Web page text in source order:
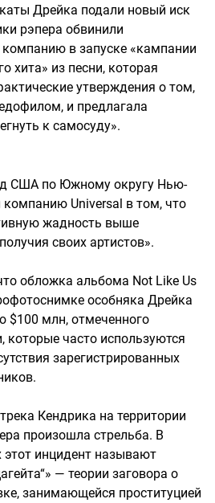
Дрейка подали новый иск
рэпера обвинили
в запуске «кампании
хита» из песни, которая
утверждения о том,
и предлагала
к самосуду».
США по Южному округу Нью-
компанию Universal в том, что
жадность выше
своих артистов».
обложка альбома Not Like Us
особняка Дрейка
$100 млн, отмеченного
часто используются
зарегистрированных
Кендрика на территории
произошла стрельба. В
инцидент называют
— теории заговора о
занимающейся проституцией